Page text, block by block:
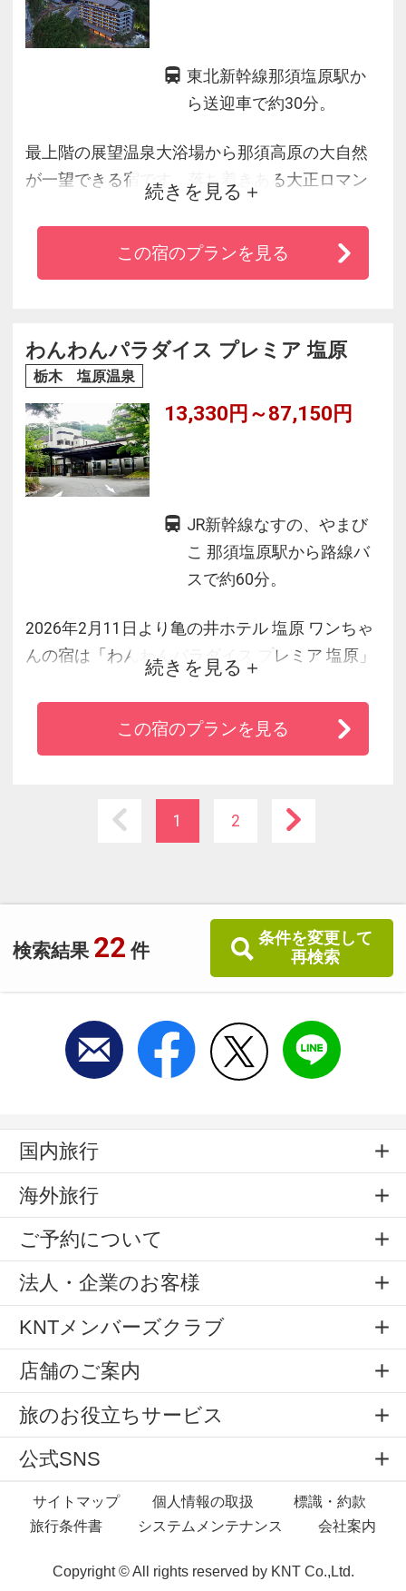
検索結果 22 件
条件を変更して
再検索
東北新幹線那須塩原駅か
ら送迎車で約30分。
最上階の展望温泉大浴場から那須高原の大自然
が一望できる宿です。落ち着きある大正ロマン
の館内、独自の源泉、美人の湯と名高い炭酸水
素塩温泉で心安らぐひとときをお過ごし頂けま
す。那須高原の豊富な食材を使った創作イタリ
続きを見る
この宿のプランを見る
わんわんパラダイス プレミア 塩原
栃木 塩原温泉
13,330円～87,150円
JR新幹線なすの、やまび
こ 那須塩原駅から路線バ
スで約60分。
2026年2月11日より亀の井ホテル 塩原 ワンちゃ
んの宿は「わんわんパラダイス プレミア 塩原」
へリブランドいたしました。
豊かな自然の恵みを活かし、四季を感じさせる
料理人自慢の日本料理をご堪能ください。
続きを見る
この宿のプランを見る
1 2
国内旅行
海外旅行
ご予約について
法人・企業のお客様
KNTメンバーズクラブ
店舗のご案内
旅のお役立ちサービス
公式SNS
サイトマップ 個人情報の取扱
標識・約款
旅行条件書
システムメンテナンス 会社案内
Copyright © All rights reserved by KNT Co.,Ltd.